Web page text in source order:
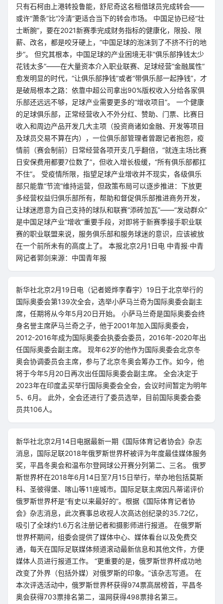
只有石柯由上港转投鲁能，舒尼奇这名租借球员完成转会——
或许“萧条”比“冷清”更适合当下的转会市场。 中国足协已经“壮
士断腕”，要在2021新赛季完成财务指标的健康化，限投、限
薪、改名，都是咬牙硬上，“中国足球的泡沫到了不挤不行的地
步”。 但究其根本，中国足球的产业困境无非“俱乐部挣钱太少
花钱太多”——在大量资本介入职业联赛、足球经营“金融属性”
愈发明显的时代，“让俱乐部挣钱”或者“带俱乐部一起挣钱”，才
是破局根本之路：依靠中超公司拿出90%版权收入分给各家俱
乐部还远远不够，足球产业需要更多的“增收项目”。 一个健康
的足球俱乐部，正常经营收入不外分红、赞助、门票、比赛日
收入和周边产品开发几大主项（投资商诸如金融、开发等项目
及球员交易不算在内），一位俱乐部管理者曾跟记者抱怨，疫
情前（赛会制前）日常经营各项开支几乎翻倍，“就连主场比赛
日安保费用都要7位数了”，但收入增长极缓，“所有俱乐部都扛
不住”。 受疫情所限，指望足球产业增收并不现实，各级俱乐
部只能靠“节流”维持运营，但政策布局可以逐步推进：下放更
多经营权益归俱乐部所有，帮助和督促俱乐部推进商务开发，
让球迷愿意为自己支持的球队和联赛“添砖加瓦”——“发动群众”
是中国足球产业“增收”重要手段，对即将于新赛季接手职业联
赛的职业联盟来说，服务俱乐部和服务球迷的意识，应该被放
在一个前所未有的高度上了。 本报北京2月1日电 中青报·中青
网记者郭剑来源：中国青年报
新华社北京2月19日电（记者姬烨李春宇）19日于北京举行的
国际奥委会第139次全会，选举小萨马兰奇为国际奥委会副主
席，任期将从今年5月20日开始。 小萨马兰奇是国际奥委会终
身名誉主席萨马兰奇之子，他于2001年加入国际奥委会，
2012-2016年成为国际奥委会执委会委员，2016年-2020年出
任国际奥委会副主席。 现年62岁的他作为国际奥委会北京冬
奥会协调委员会主席，参与了北京冬奥会筹办工作。如今，他
将于今年5月20日再次出任国际奥委会副主席。 全会决定于
2023年在印度孟买举行国际奥委会全会，会议时间暂定为明年
5、6月。 此外，全会还进行了委员选举，目前国际奥委会委
员共106人。
新华社北京2月14日电据最新一期《国际体育记者协会》杂志
消息，国际足联2018年俄罗斯世界杯被评为年度最佳媒体服务
奖，平昌冬奥会和温布尔登网球公开赛分列第二、三名。 俄罗
斯世界杯在2018年6月14日至7月15日举行，举办地包括莫斯
科、圣彼得堡、喀山等11座城市。国际足联主席因凡蒂诺评价
俄罗斯世界杯是“有史以来最好的”。根据《国际体育记者协
会》杂志消息，此次赛事总收视人次高达创纪录的35.72亿，
吸引了全球约1.6万名注册记者和摄影师进行报道。 在俄罗斯
世界杯期间，组委会提供了媒体中心、媒体看台以及免费交
通，每天在国际足联媒体频道滚动最新信息和其他文件，方便
媒体人员进行报道工作。 “更重要的是，俄罗斯世界杯成功地
改变了外界（包括外媒）对俄罗斯的印象。”该杂志写道。 在
本次评选活动中，俄罗斯世界杯获得974票高居榜首，平昌冬
奥会获得703票排名第二，温网获得498票排名第三。